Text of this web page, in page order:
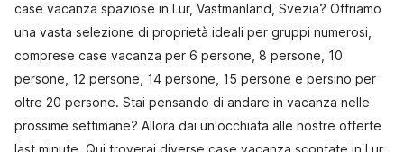
case vacanza spaziose in Lur, Västmanland, Svezia? Offriamo
una vasta selezione di proprietà ideali per gruppi numerosi,
comprese case vacanza per 6 persone, 8 persone, 10
persone, 12 persone, 14 persone, 15 persone e persino per
oltre 20 persone. Stai pensando di andare in vacanza nelle
prossime settimane? Allora dai un'occhiata alle nostre offerte
last minute. Qui troverai diverse case vacanza scontate in Lur,